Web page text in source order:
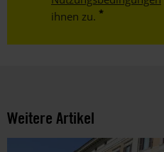
ihnen zu.
Weitere Artikel